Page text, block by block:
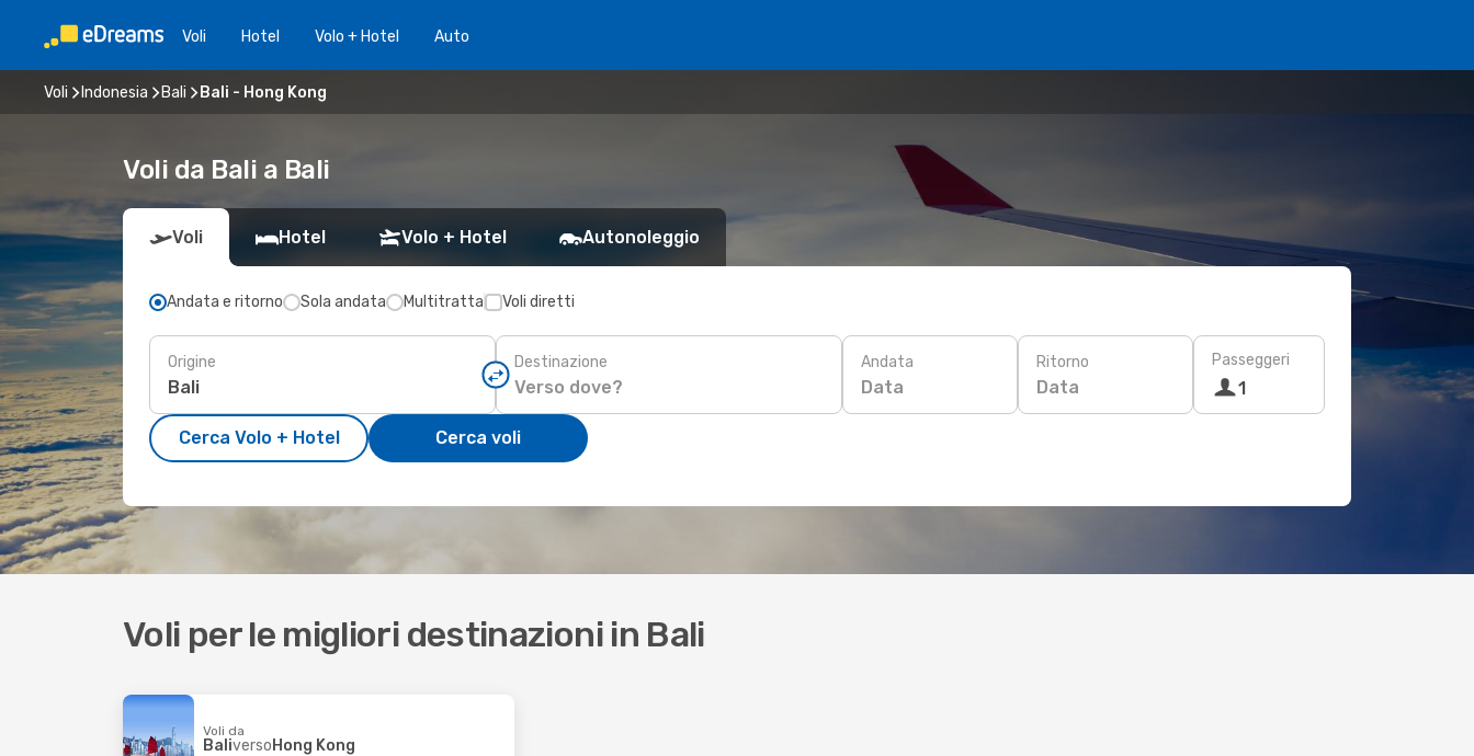
Voli Hotel Volo + Hotel Auto
Voli Indonesia Bali Bali - Hong Kong
Voli da Bali a Bali
Voli Hotel Volo + Hotel Autonoleggio
Andata e ritorno Sola andata Multitratta Voli diretti
Origine Destinazione Andata
Data
Ritorno
Data
Passeggeri
1
Cerca Volo + Hotel Cerca voli
Voli per le migliori destinazioni in Bali
Voli da
BaliversoHong Kong